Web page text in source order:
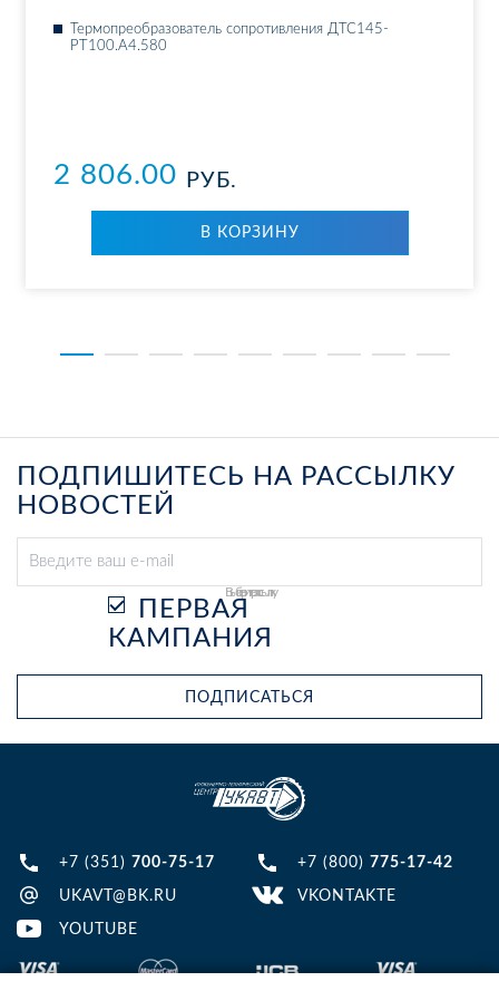
Тер­мо­пре­об­ра­зо­ва­тель со­про­тив­ле­ния ДТ­С145-
РТ100.А4.580
2 806.00 РУБ.
В КОР­ЗИ­НУ
ПОДПИШИТЕСЬ НА РАССЫЛКУ
НОВОСТЕЙ
Выберите рассылку
ПЕРВАЯ
КАМПАНИЯ
ПОДПИСАТЬСЯ
+7 (351) 700-75-17 +7 (800) 775-17-42
UKAVT@BK.RU VKONTAKTE
YOUTUBE